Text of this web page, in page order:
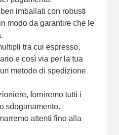
imballati con robusti
modo da garantire che le
tra cui espresso,
e così via per la tua
metodo di spedizione
forniremo tutti i
sdoganamento.
attenti fino alla